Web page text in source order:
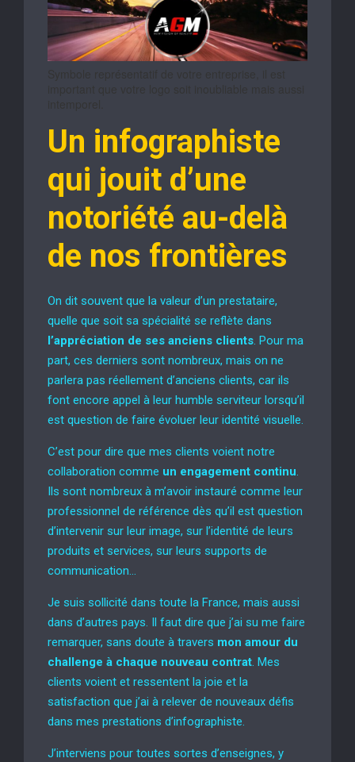
Un infographiste
qui jouit d’une
notoriété au-delà
de nos frontières
On dit souvent que la valeur d’un prestataire,
quelle que soit sa spécialité se reflète dans
l’appréciation de ses anciens clients. Pour ma
part, ces derniers sont nombreux, mais on ne
parlera pas réellement d’anciens clients, car ils
font encore appel à leur humble serviteur lorsqu’il
est question de faire évoluer leur identité visuelle.
C’est pour dire que mes clients voient notre
collaboration comme un engagement continu.
Ils sont nombreux à m’avoir instauré comme leur
professionnel de référence dès qu’il est question
d’intervenir sur leur image, sur l’identité de leurs
produits et services, sur leurs supports de
communication…
Je suis sollicité dans toute la France, mais aussi
dans d’autres pays. Il faut dire que j’ai su me faire
remarquer, sans doute à travers mon amour du
challenge à chaque nouveau contrat. Mes
clients voient et ressentent la joie et la
satisfaction que j’ai à relever de nouveaux défis
dans mes prestations d’infographiste.
J’interviens pour toutes sortes d’enseignes, y